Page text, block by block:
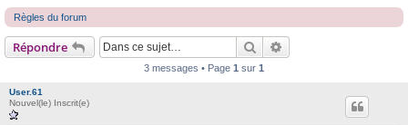
e
Règles du forum
Répondre Rechercher
3 messages • Page 1 sur 1
User.61
Nouvel(le) Inscrit(e)